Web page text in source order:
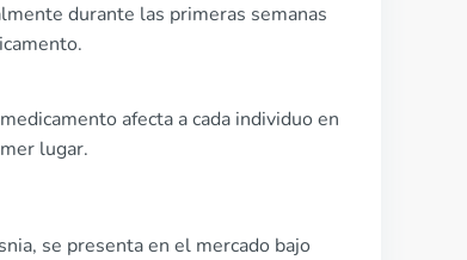
durante las primeras semanas
afecta a cada individuo en
lugar.
se presenta en el mercado bajo